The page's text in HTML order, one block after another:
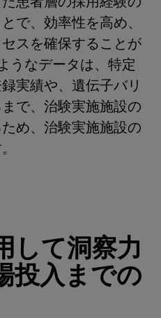
で、効率性を高め、
スを確保することが
うなデータは、特定
実績や、遺伝子バリ
で、治験実施施設の
め、治験実施施設の
して洞察力
投入までの